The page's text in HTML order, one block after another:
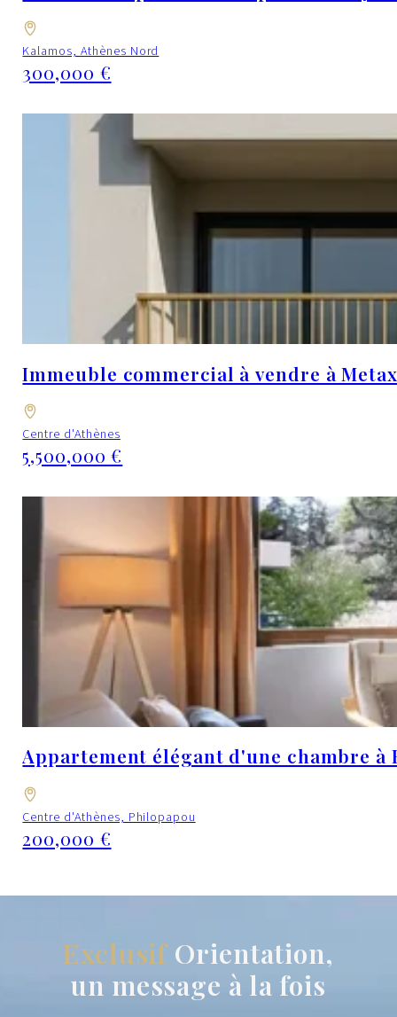
Kalamos, Athènes Nord
300,000 €
Immeuble commercial à vendre à
Centre d'Athènes
5,500,000 €
Appartement élégant d'une chambre
Centre d'Athènes, Philopapou
200,000 €
ExclusifOrientation,
un message à la fois